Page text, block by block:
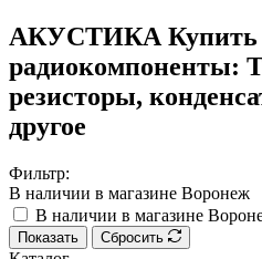
АКУСТИКА Купить
радиокомпоненты:
резисторы,
другое
Фильтр:
В наличии в магазине Воронеж
В наличии в магазине
Показать Сбросить